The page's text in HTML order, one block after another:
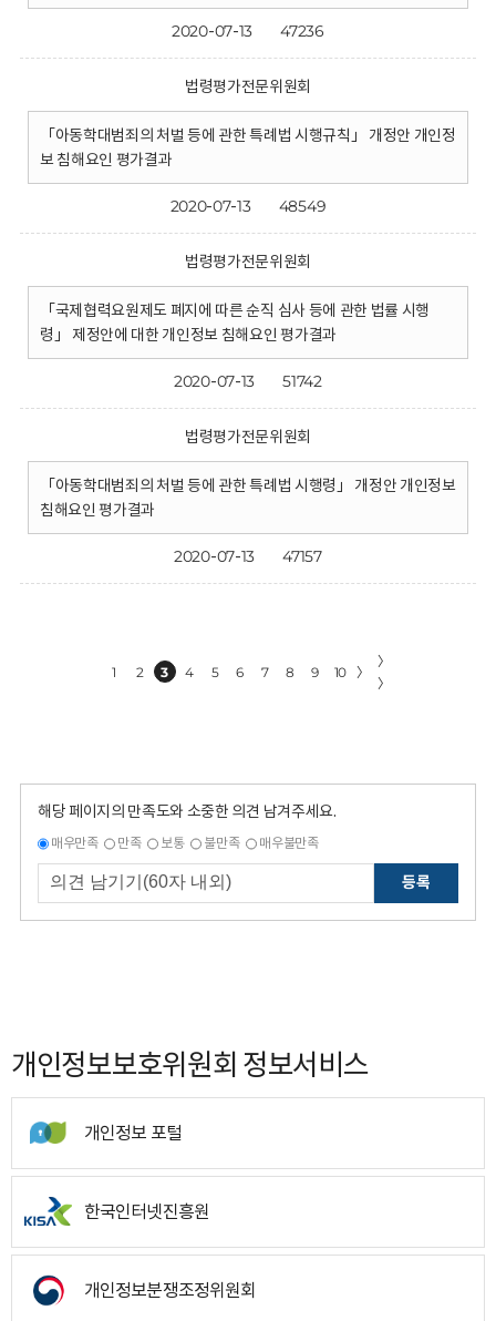
2020-07-13 47236
법령평가전문위원회
「아동학대범죄의 처벌 등에 관한 특례법 시행규칙」 개정안 개인정
보 침해요인 평가결과
2020-07-13 48549
법령평가전문위원회
「국제협력요원제도 폐지에 따른 순직 심사 등에 관한 법률 시행
령」 제정안에 대한 개인정보 침해요인 평가결과
2020-07-13 51742
법령평가전문위원회
「아동학대범죄의 처벌 등에 관한 특례법 시행령」 개정안 개인정보
침해요인 평가결과
2020-07-13 47157
1 2 3 4 5 6 7 8 9 10 〉
〉
〉
해당 페이지의 만족도와 소중한 의견 남겨주세요.
매우만족 만족 보통 불만족 매우불만족
등록
개인정보보호위원회 정보서비스
개인정보 포털
한국인터넷진흥원
개인정보분쟁조정위원회